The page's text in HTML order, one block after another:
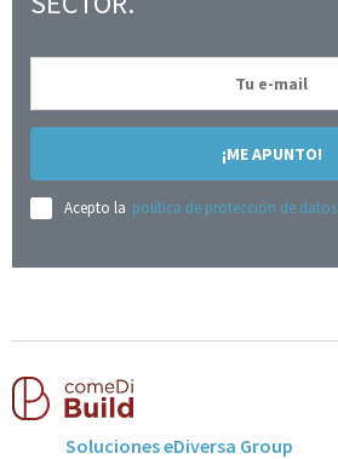
¡ME APUNTO!
Acepto la política de protección de datos
Soluciones eDiversa Group